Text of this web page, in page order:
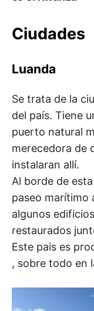
Ciudades
Luanda
Se trata de la
del país. Tiene
puerto natural
merecedora de
instalaran allí.
Al borde de
paseo marítimo
algunos
restaurados
Este pais es
, sobre todo en